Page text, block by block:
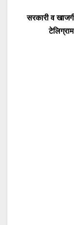
सरकारी व